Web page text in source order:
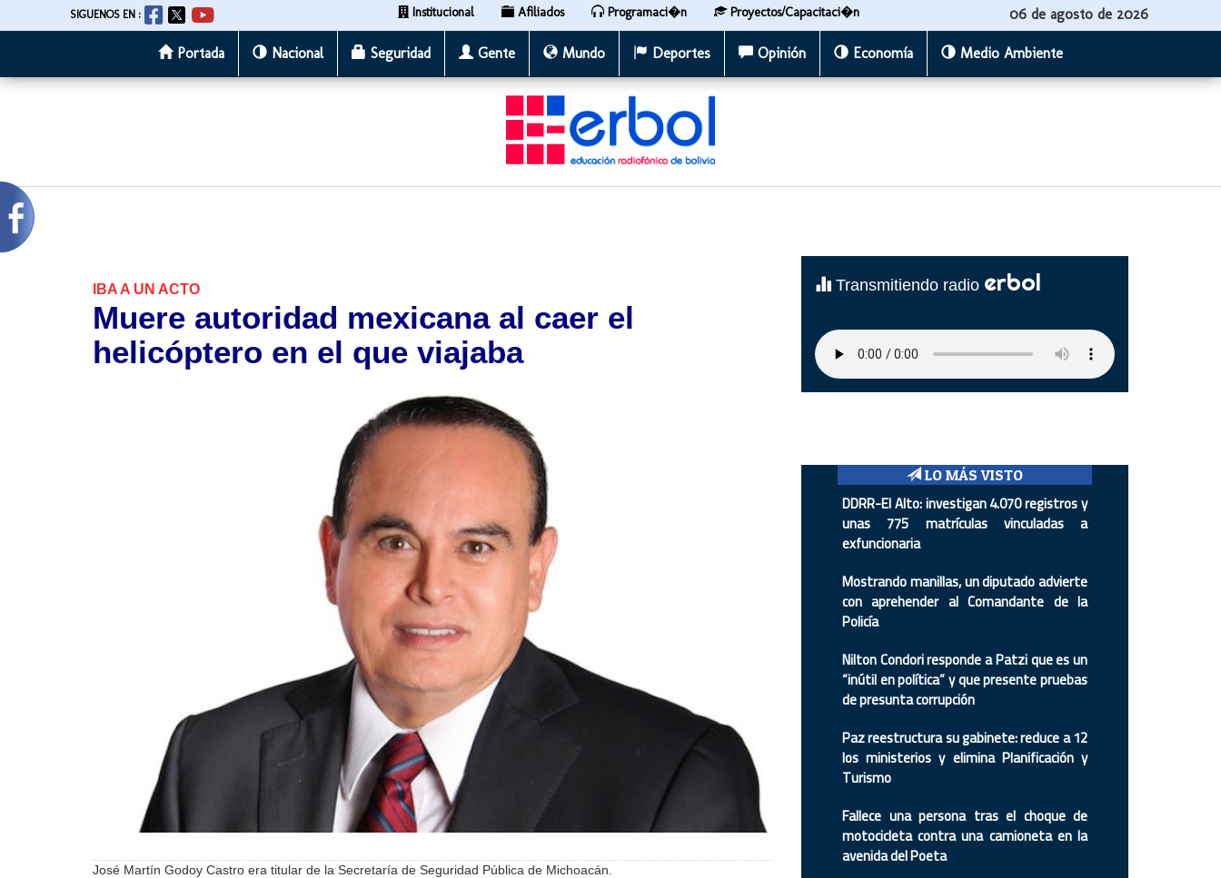
al
SIGUENOS EN : Institucional Afiliados Programaci�n Proyectos/Capacitaci�n 06 de agosto de 2026
Portada Nacional Seguridad Gente Mundo Deportes Opinión Economía Medio Ambiente
IBA A UN ACTO
Muere autoridad mexicana al caer el
helicóptero en el que viajaba
José Martín Godoy Castro era titular de la Secretaría de Seguridad Pública de Michoacán.
Transmitiendo radio erbol
LO MÁS VISTO
DDRR-El Alto: investigan 4.070 registros y
unas 775 matrículas vinculadas a
exfuncionaria
Mostrando manillas, un diputado advierte
con aprehender al Comandante de la
Policía
Nilton Condori responde a Patzi que es un
“inútil en política” y que presente pruebas
de presunta corrupción
Paz reestructura su gabinete: reduce a 12
los ministerios y elimina Planificación y
Turismo
Fallece una persona tras el choque de
motocicleta contra una camioneta en la
avenida del Poeta